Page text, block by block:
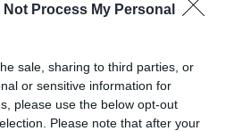
Not Process My Personal
sale, sharing to third parties, or
or sensitive information for
please use the below opt-out
Please note that after your